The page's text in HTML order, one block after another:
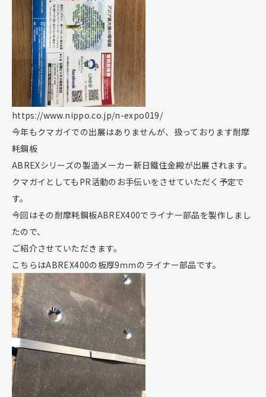
https://www.nippo.co.jp/n-expo019/
今年もクマガイでの出展はありませんが、扱っております耐摩
耗鋼板
ABREXシリーズの製造メーカー新日鐵住金殿が出展されます。
クマガイとしてもPR活動のお手伝いをさせていただく予定で
す。
今回はその耐摩耗鋼板ABREX400でライナー部品を製作しまし
たので、
ご紹介させていただきます。
こちらはABREX400の板厚9ｍｍのライナー部品です。